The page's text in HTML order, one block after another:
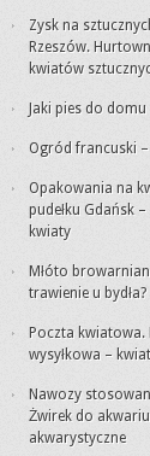
Zysk na
Rzeszów.
kwiatów
Jaki pies do
Ogród francuski
Opakowania na
pudełku Gdańsk
kwiaty
Młóto
trawienie u bydła?
Poczta kwiatowa.
wysyłkowa –
Nawozy
Żwirek do
akwarystyczne